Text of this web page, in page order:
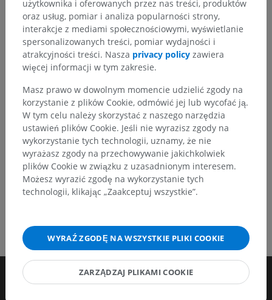
Zachęcamy do przesyłania sugestii poprawek,
tłumaczeń lub innych treści, które przełożą się na
lepszą jakość materiałów.
Zgłoś problem
POBIERZ APLIKACJĘ
użytkownika i oferowanych przez nas treści, produktów
oraz usług, pomiar i analiza popularności strony,
interakcje z mediami społecznościowymi, wyświetlanie
spersonalizowanych treści, pomiar wydajności i
atrakcyjności treści. Nasza privacy policy zawiera
więcej informacji w tym zakresie.
Masz prawo w dowolnym momencie udzielić zgody na
korzystanie z plików Cookie, odmówić jej lub wycofać ją.
W tym celu należy skorzystać z naszego narzędzia
ustawień plików Cookie. Jeśli nie wyrazisz zgody na
wykorzystanie tych technologii, uznamy, że nie
wyrażasz zgody na przechowywanie jakichkolwiek
plików Cookie w związku z uzasadnionym interesem.
Możesz wyrazić zgodę na wykorzystanie tych
technologii, klikając „Zaakceptuj wszystkie”.
WYRAŹ ZGODĘ NA WSZYSTKIE PLIKI COOKIE
ZARZĄDZAJ PLIKAMI COOKIE